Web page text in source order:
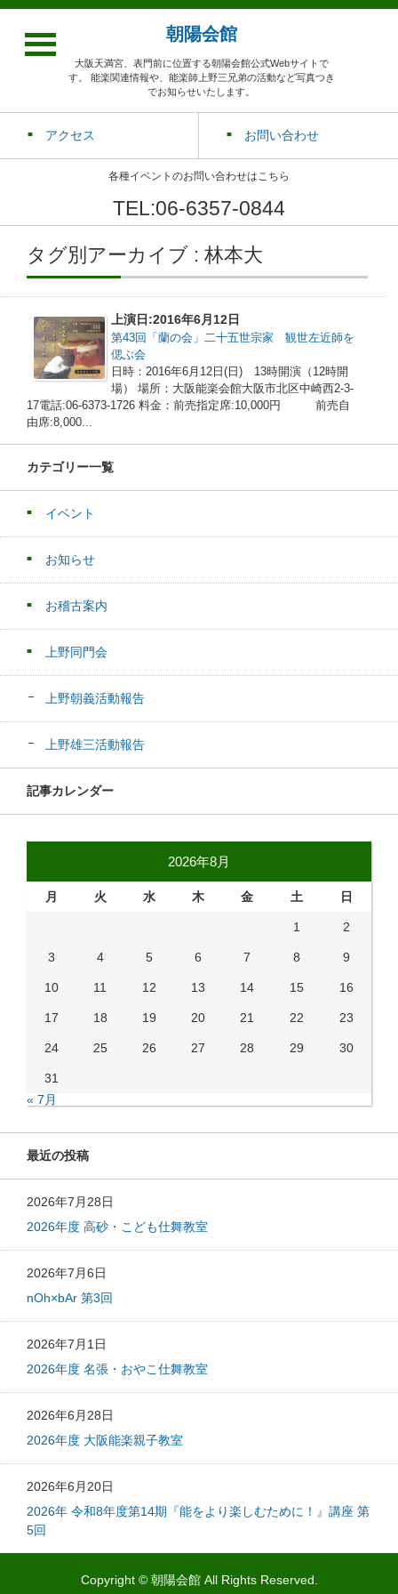
朝陽会館
大阪天満宮、表門前に位置する朝陽会館公式Webサイトで
す。 能楽関連情報や、能楽師上野三兄弟の活動など写真つき
でお知らせいたします。
アクセス お問い合わせ
各種イベントのお問い合わせはこちら
TEL:06-6357-0844
タグ別アーカイブ : 林本大
上演日:2016年6月12日
第43回「蘭の会」二十五世宗家 観世左近師を
偲ぶ会
日時：2016年6月12日(日) 13時開演（12時開
場） 場所：大阪能楽会館大阪市北区中崎西2-3-
17電話:06-6373-1726 料金：前売指定席:10,000円 前売自
由席:8,000...
カテゴリー一覧
イベント
お知らせ
お稽古案内
上野同門会
上野朝義活動報告
上野雄三活動報告
記事カレンダー
2026年8月
月 火 水 木 金 土 日
1 2
3 4 5 6 7 8 9
10 11 12 13 14 15 16
17 18 19 20 21 22 23
24 25 26 27 28 29 30
31
« 7月
最近の投稿
2026年7月28日
2026年度 高砂・こども仕舞教室
2026年7月6日
nOh×bAr 第3回
2026年7月1日
2026年度 名張・おやこ仕舞教室
2026年6月28日
2026年度 大阪能楽親子教室
2026年6月20日
2026年 令和8年度第14期『能をより楽しむために！』講座 第
5回
Copyright © 朝陽会館 All Rights Reserved.